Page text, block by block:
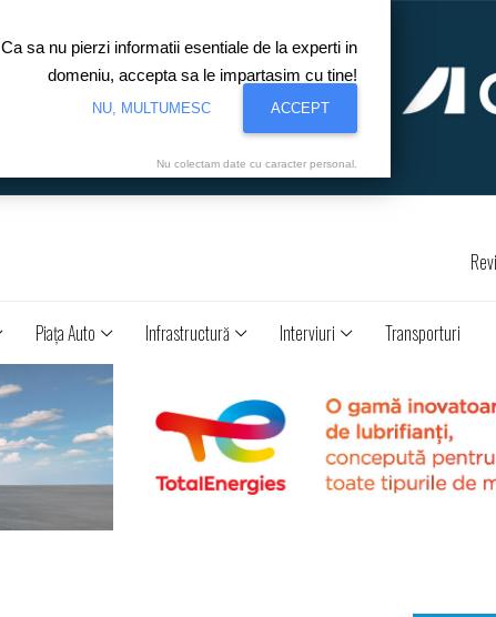
Piaţa Auto Infrastructură Interviuri Transporturi
Ca sa nu pierzi informatii esentiale de la experti in
domeniu, accepta sa le impartasim cu tine!
NU, MULTUMESC ACCEPT
Nu colectam date cu caracter personal.